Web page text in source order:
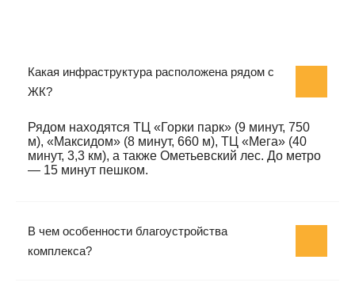
Какая инфраструктура расположена рядом с
ЖК?
Рядом находятся ТЦ «Горки парк» (9 минут, 750
м), «Максидом» (8 минут, 660 м), ТЦ «Мега» (40
минут, 3,3 км), а также Ометьевский лес. До метро
— 15 минут пешком.
В чем особенности благоустройства
комплекса?